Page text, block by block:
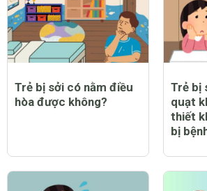
Trẻ bị sởi có nằm điều
hòa được không?
Trẻ bị
quạt
thiết
bị